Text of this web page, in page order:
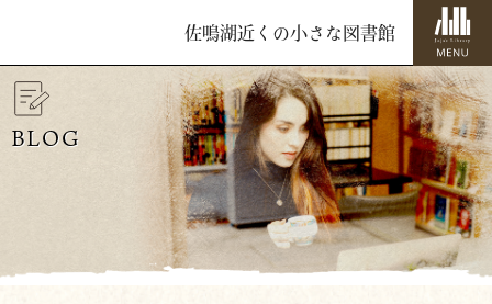
佐鳴湖近くの小さな図書館
BLOG